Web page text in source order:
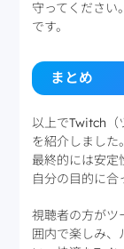
守ってください
です。
まとめ
以上でTwitch（
を紹介しました
最終的には安定
自分の目的に合
視聴者の方がツ
囲内で楽しみ、